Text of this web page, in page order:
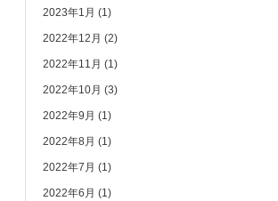
2023年1月 (1)
2022年12月 (2)
2022年11月 (1)
2022年10月 (3)
2022年9月 (1)
2022年8月 (1)
2022年7月 (1)
2022年6月 (1)